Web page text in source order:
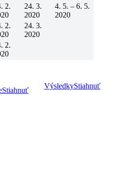
2.
24. 3.
2020
4. 5. – 6. 5.
2020
2.
24. 3.
2020
2.
Stiahnuť
VýsledkyStiahnuť